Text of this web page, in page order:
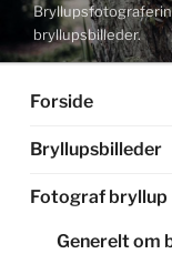
bryllupsbilleder.
Forside
Bryllupsbilleder
Fotograf bryllup
Generelt om